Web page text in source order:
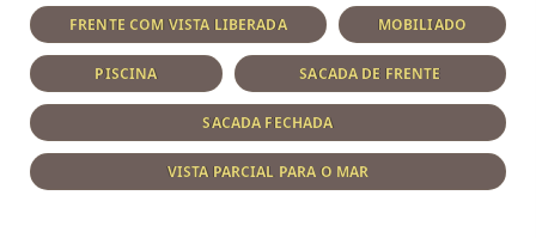
FRENTE COM VISTA LIBERADA MOBILIADO
PISCINA SACADA DE FRENTE
SACADA FECHADA
VISTA PARCIAL PARA O MAR